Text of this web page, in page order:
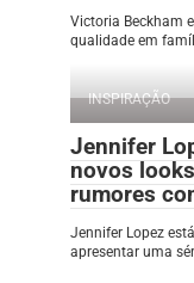
Victoria Beckham
qualidade em
INSPIRAÇÃO
Jennifer
novos
rumores
Jennifer Lopez
apresentar uma